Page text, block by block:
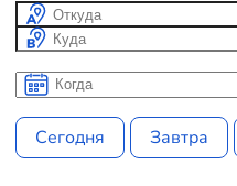
Откуда
Куда
Когда
Когда
Сегодня Завтра